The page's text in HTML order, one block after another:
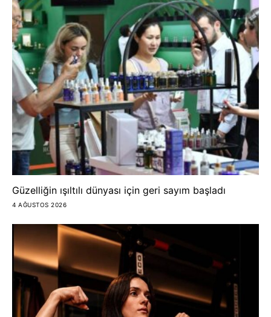
Güzelliğin ışıltılı dünyası için geri sayım başladı
4 AĞUSTOS 2026